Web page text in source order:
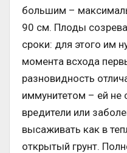
большим –
90 см. Плоды
сроки: для этого им
момента всхода
разновидность
иммунитетом – ей не
вредители или
высаживать как в
открытый грунт.